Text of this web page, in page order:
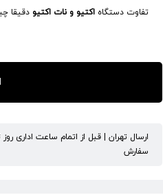
تفاوت دستگاه اکتیو و نات اکتیو دقیقا
ارسال تهران | قبل از اتمام ساعت اداری
سفارش